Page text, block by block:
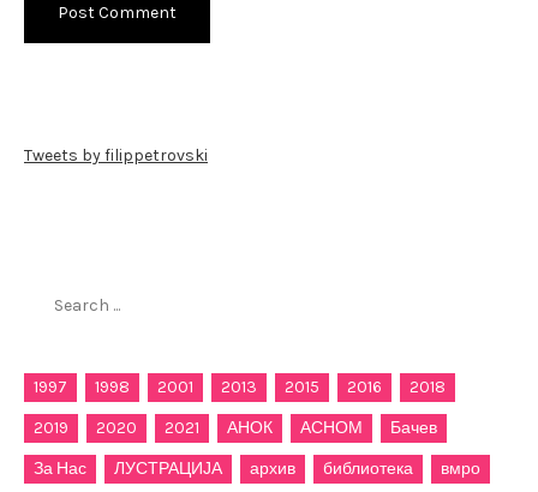
Tweets by filippetrovski
1997 1998 2001 2013 2015 2016
2018
2019
2020 2021 АНОК АСНОМ
Бачев
За Нас
ЛУСТРАЦИЈА архив библиотека
вмро